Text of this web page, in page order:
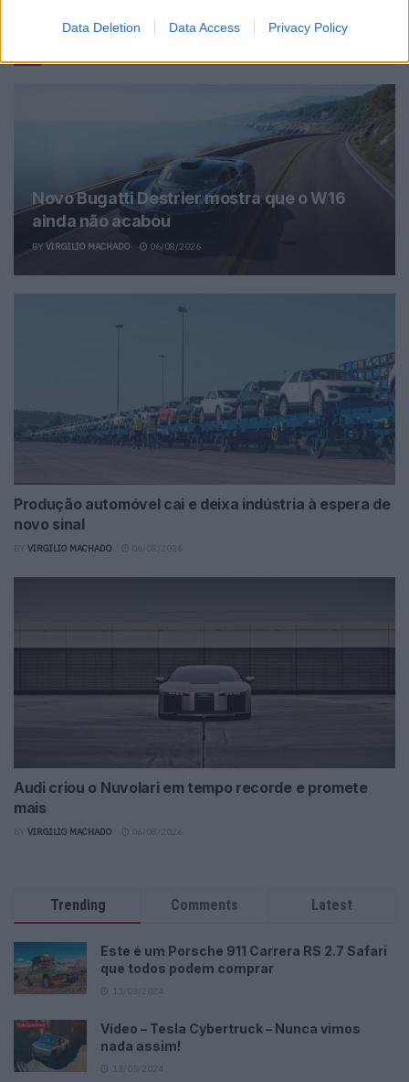
Data Deletion Data Access Privacy Policy
Novo Bugatti Destrier mostra que o W16
ainda não acabou
BY VIRGILIO MACHADO 06/08/2026
Produção automóvel cai e deixa indústria à espera de
novo sinal
VIRGILIO MACHADO
Audi criou o Nuvolari em tempo recorde e promete
mais
VIRGILIO MACHADO
Trending Comments Latest
Este é um Porsche 911 Carrera RS 2.7 Safari
que todos podem comprar
Vídeo – Tesla Cybertruck – Nunca vimos
nada assim!